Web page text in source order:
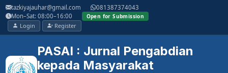
Main
Navigation
Main
Content
Sidebar
tazkiyajauhar@gmail.com
081387374043
Mon–Sat: 08:00–16:00
Open for Submission
Login Register
PASAI : Jurnal Pengabdian
kepada Masyarakat